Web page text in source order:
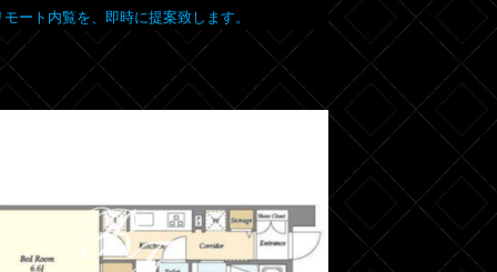
ート内覧を、即時に提案致します。